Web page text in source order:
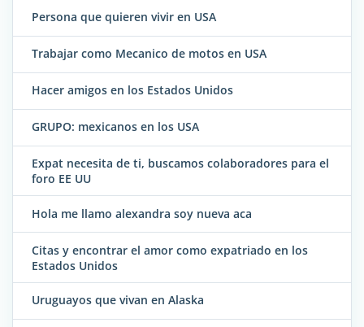
Persona que quieren vivir en USA
Trabajar como Mecanico de motos en USA
Hacer amigos en los Estados Unidos
GRUPO: mexicanos en los USA
Expat necesita de ti, buscamos colaboradores para el
foro EE UU
Hola me llamo alexandra soy nueva aca
Citas y encontrar el amor como expatriado en los
Estados Unidos
Uruguayos que vivan en Alaska